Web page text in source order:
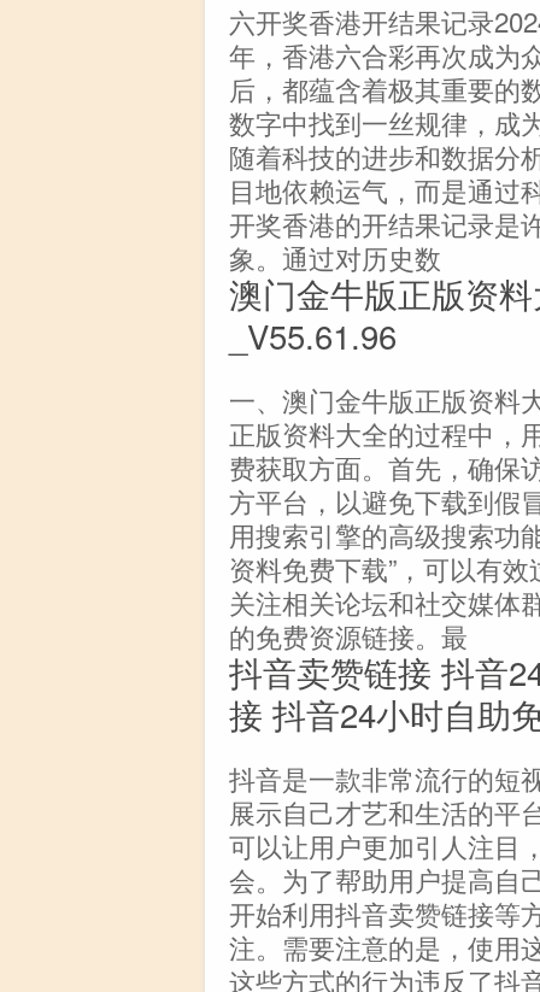
六开奖香港开结果记录
年，香港六合彩再次成为
后，都蕴含着极其重要的
数字中找到一丝规律，成
随着科技的进步和数据分
目地依赖运气，而是通过
开奖香港的开结果记录是
象。通过对历史数
澳门金牛版正版资
_V55.61.96
一、澳门金牛版正版资料
正版资料大全的过程中，
费获取方面。首先，确保
方平台，以避免下载到假
用搜索引擎的高级搜索功
资料免费下载”，可以有
关注相关论坛和社交媒体
的免费资源链接。最
抖音卖赞链接 抖音
接 抖音24小时自助
抖音是一款非常流行的短
展示自己才艺和生活的平
可以让用户更加引人注目
会。为了帮助用户提高自
开始利用抖音卖赞链接等
注。需要注意的是，使用
这些方式的行为违反了抖